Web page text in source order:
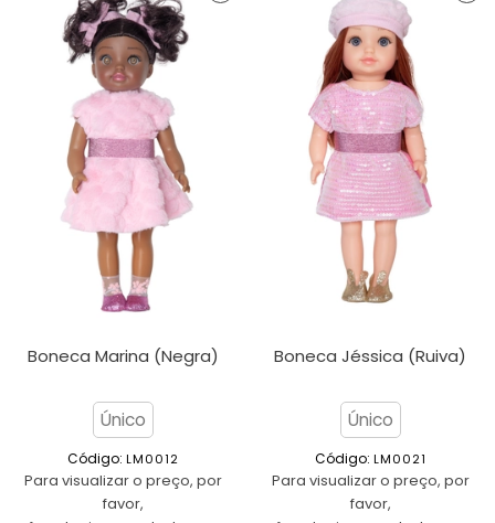
Boneca Marina (Negra)
Único
Código: LM0012
Para visualizar o preço, por
favor,
Boneca Jéssica (Ruiva)
Único
Código: LM0021
Para visualizar o preço, por
favor,